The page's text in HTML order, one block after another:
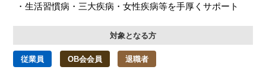
生活習慣病・三大疾病・女性疾病等を手厚くサポート
対象となる方
従業員 OB会会員 退職者